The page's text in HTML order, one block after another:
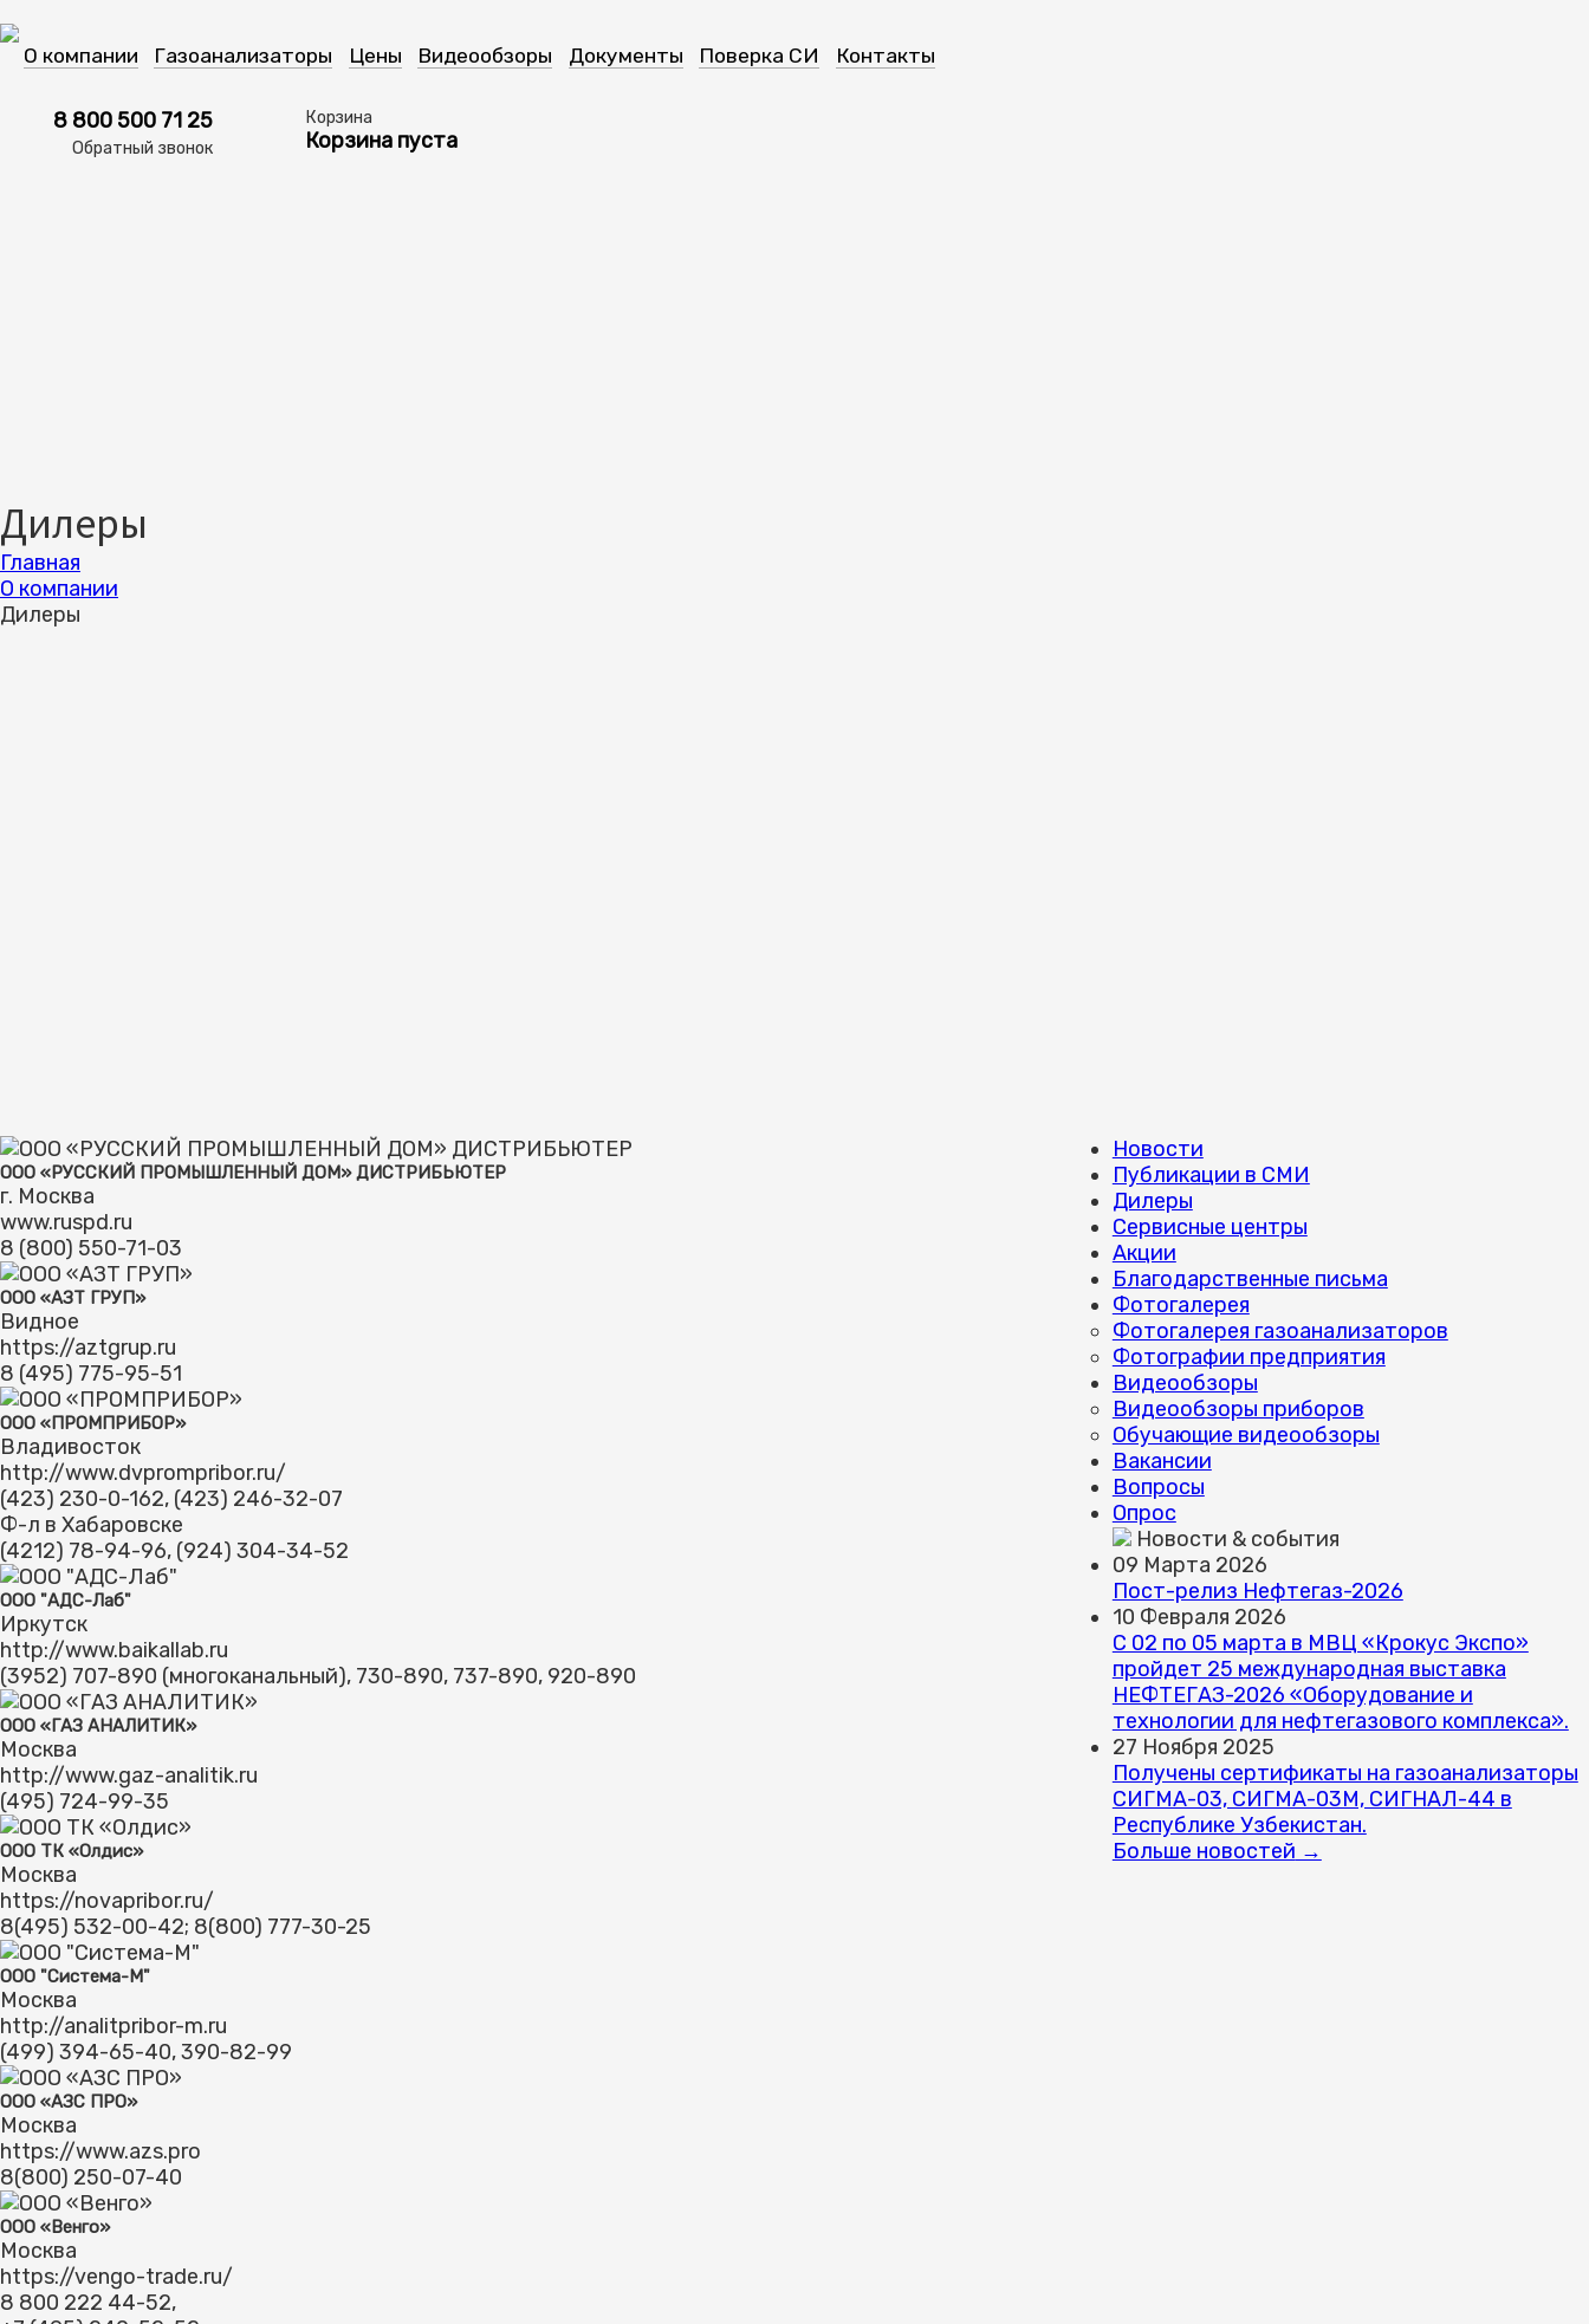
О компании Газоанализаторы Цены Видеообзоры Документы Поверка СИ Контакты
8 800 500 71 25
Обратный звонок
Корзина
Корзина пуста
Дилеры
Главная
О компании
Дилеры
ООО «РУССКИЙ ПРОМЫШЛЕННЫЙ ДОМ» ДИСТРИБЬЮТЕР
г. Москва
www.ruspd.ru
8 (800) 550-71-03
ООО «АЗТ ГРУП»
Видное
https://aztgrup.ru
8 (495) 775-95-51
ООО «ПРОМПРИБОР»
Владивосток
http://www.dvprompribor.ru/
(423) 230-0-162, (423) 246-32-07
Ф-л в Хабаровске
(4212) 78-94-96, (924) 304-34-52
ООО "АДС-Лаб"
Иркутск
http://www.baikallab.ru
(3952) 707-890 (многоканальный), 730-890, 737-890, 920-890
ООО «ГАЗ АНАЛИТИК»
Москва
http://www.gaz-analitik.ru
(495) 724-99-35
ООО ТК «Олдис»
Москва
https://novapribor.ru/
8(495) 532-00-42; 8(800) 777-30-25
ООО "Система-М"
Москва
http://analitpribor-m.ru
(499) 394-65-40, 390-82-99
ООО «АЗС ПРО»
Москва
https://www.azs.pro
8(800) 250-07-40
ООО «Венго»
Москва
https://vengo-trade.ru/
8 800 222 44-52,
Новости
Публикации в СМИ
Дилеры
Сервисные центры
Акции
Благодарственные письма
Фотогалерея
Фотогалерея газоанализаторов
Фотографии предприятия
Видеообзоры
Видеообзоры приборов
Обучающие видеообзоры
Вакансии
Вопросы
Опрос
Новости & события
09 Марта 2026
Пост-релиз Нефтегаз-2026
10 Февраля 2026
С 02 по 05 марта в МВЦ «Крокус Экспо»
пройдет 25 международная выставка
НЕФТЕГАЗ-2026 «Оборудование и
технологии для нефтегазового комплекса».
27 Ноября 2025
Получены сертификаты на газоанализаторы
СИГМА-03, СИГМА-03М, СИГНАЛ-44 в
Республике Узбекистан.
Больше новостей →